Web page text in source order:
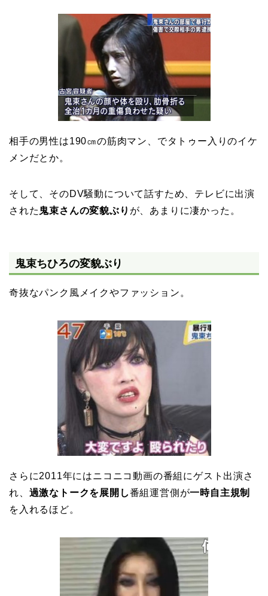
相手の男性は190㎝の筋肉マン、でタトゥー入りのイケ
メンだとか。
そして、そのDV騒動について話すため、テレビに出演
された 鬼束さんの変貌ぶり が、あまりに凄かった。
鬼束ちひろの変貌ぶり
奇抜なパンク風メイクやファッション。
さらに2011年にはニコニコ動画の番組にゲスト出演さ
れ、 過激なトークを展開し番組運営側が一時自主規制
を入れるほど。